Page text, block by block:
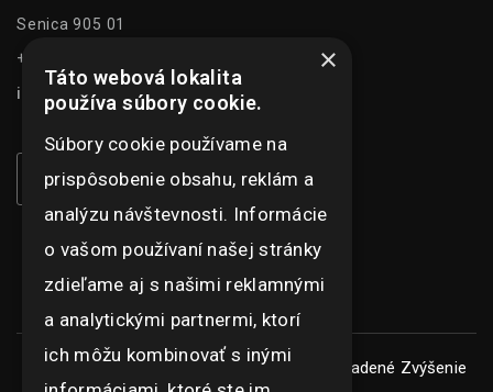
Senica 905 01
+421 948 073 915
info@ghexpo.sk
Copyright © ghexpo 2026, všetky práva vyhradené Zvýšenie
×
Táto webová lokalita
používa súbory cookie.
Súbory cookie používame na
prispôsobenie obsahu, reklám a
analýzu návštevnosti. Informácie
o vašom používaní našej stránky
zdieľame aj s našimi reklamnými
a analytickými partnermi, ktorí
ich môžu kombinovať s inými